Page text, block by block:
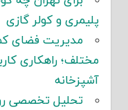
پلیمری و کولر گازی
مدیریت فضای
مختلف؛ راهکاری
آشپزخانه
تحلیل تخصصی